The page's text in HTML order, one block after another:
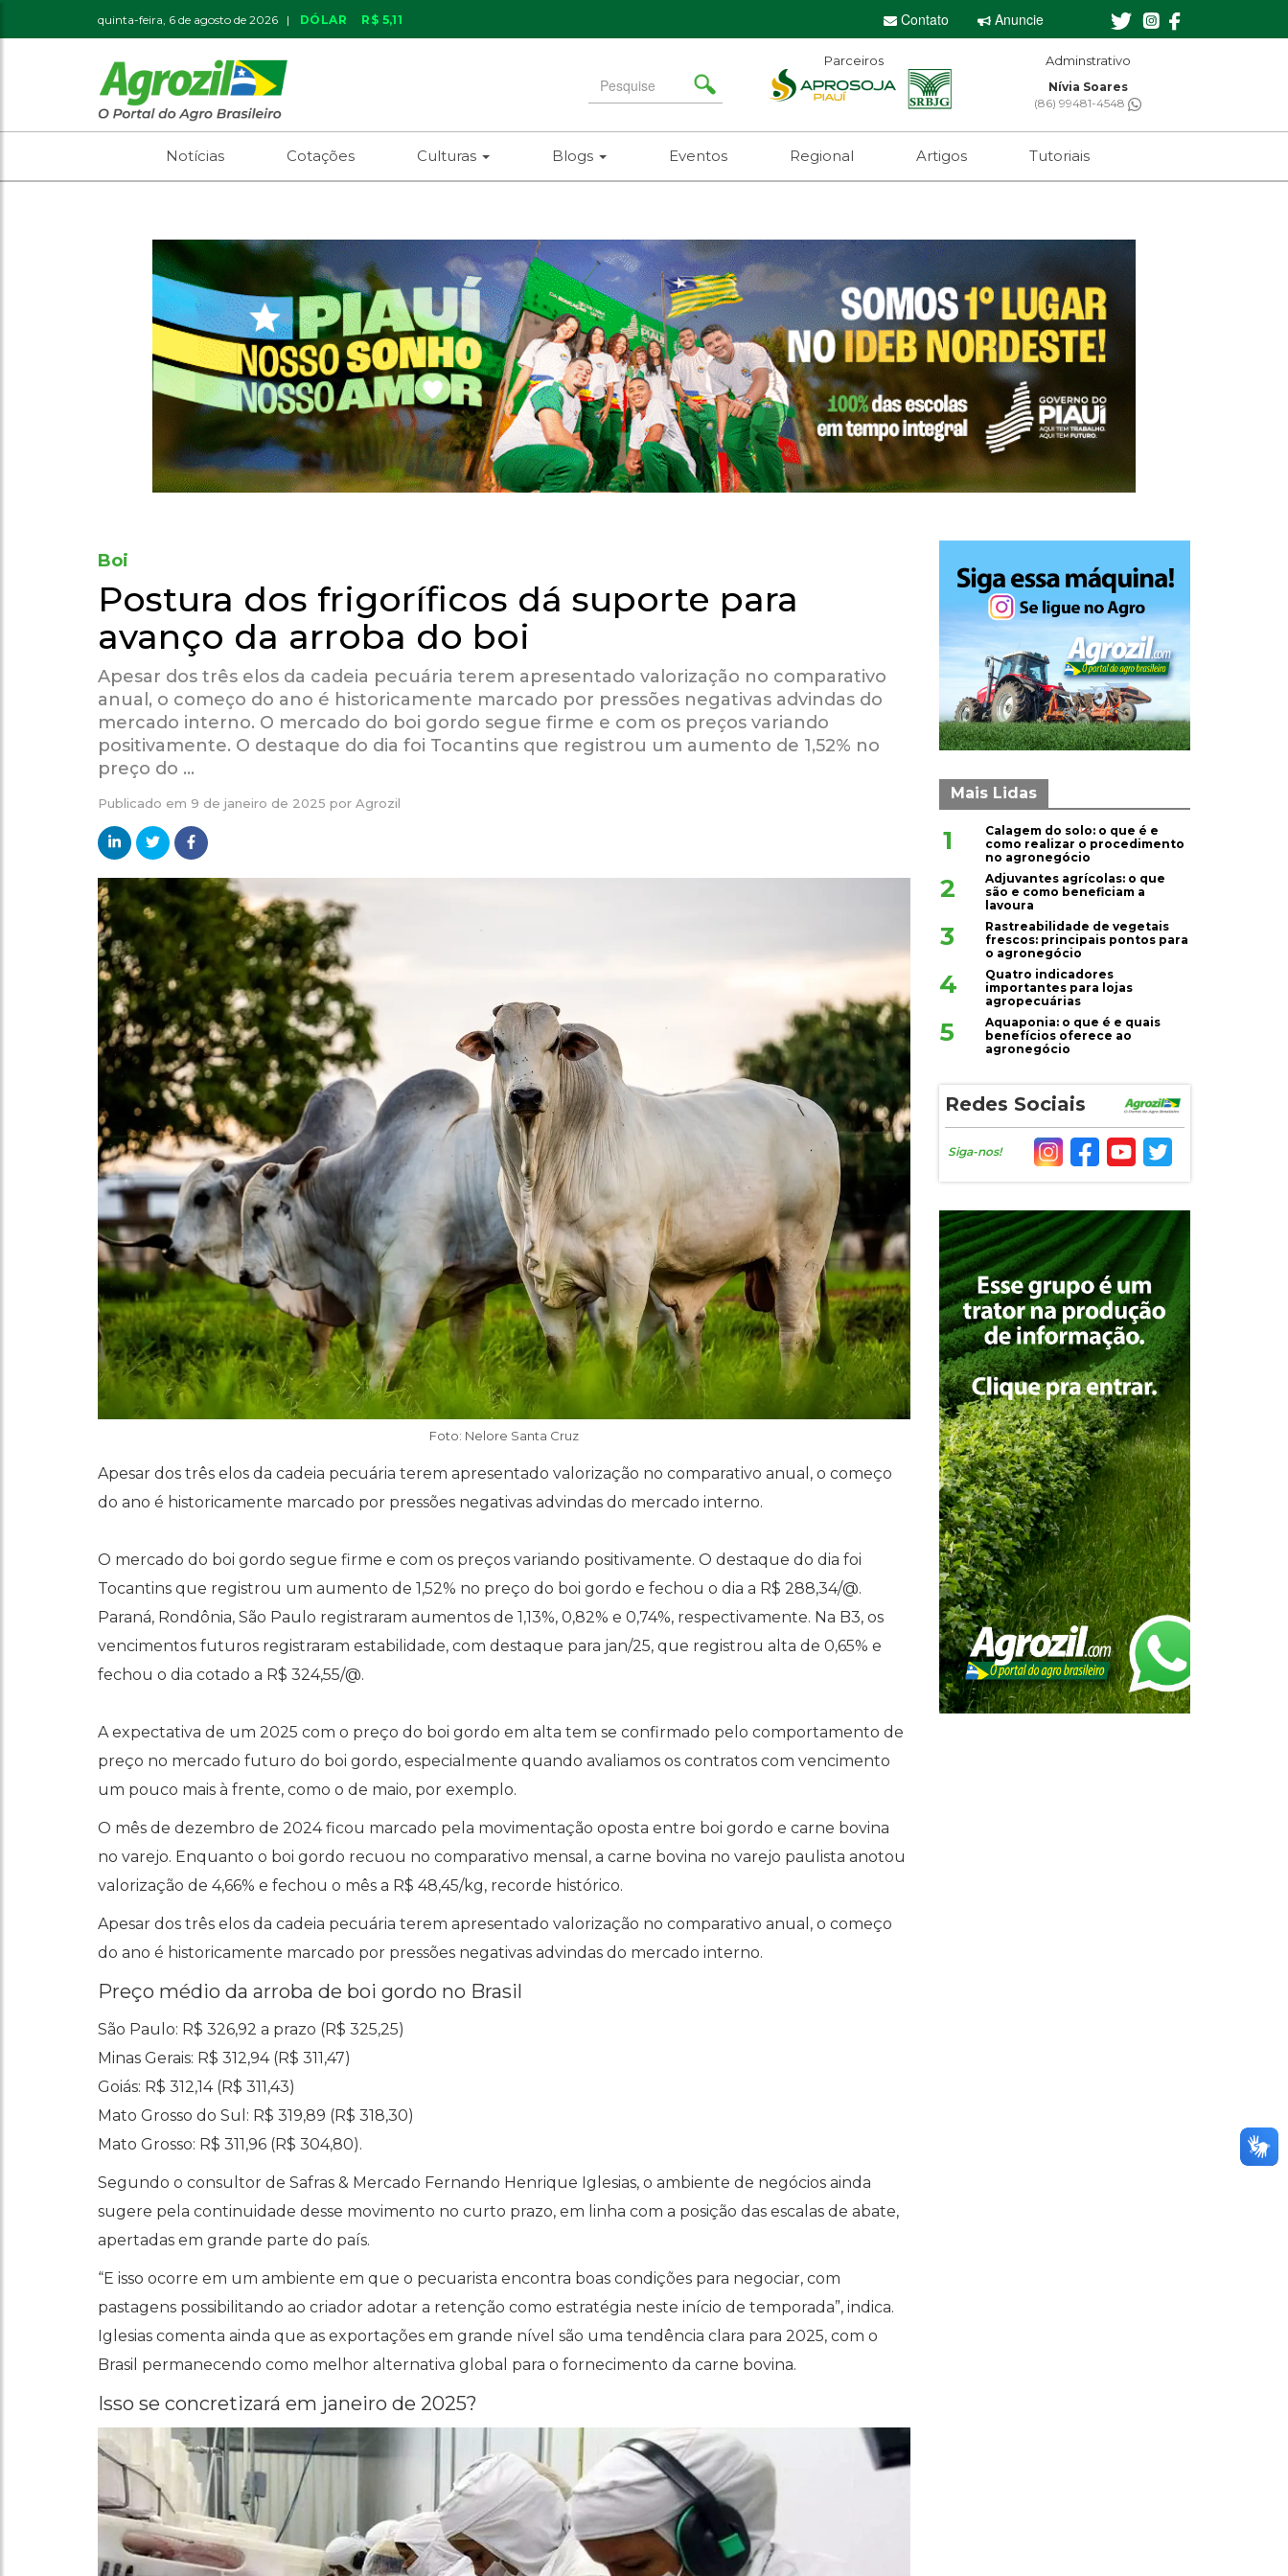
quinta-feira, 6 de agosto de 2026 | DÓLAR R$ 5,11 Contato Anuncie
Search
for
Parceiros Editor-chefe
Sebastian Eugênio
(61) 99650-2473
Notícias Cotações Culturas Blogs Eventos Regional Artigos Tutoriais
Boi
Postura dos frigoríficos dá suporte para
avanço da arroba do boi
Apesar dos três elos da cadeia pecuária terem apresentado valorização no comparativo
anual, o começo do ano é historicamente marcado por pressões negativas advindas do
mercado interno. O mercado do boi gordo segue firme e com os preços variando
positivamente. O destaque do dia foi Tocantins que registrou um aumento de 1,52% no
preço do …
Publicado em 9 de janeiro de 2025 por Agrozil
Foto: Nelore Santa Cruz
Apesar dos três elos da cadeia pecuária terem apresentado valorização no comparativo anual, o começo
do ano é historicamente marcado por pressões negativas advindas do mercado interno.
O mercado do boi gordo segue firme e com os preços variando positivamente. O destaque do dia foi
Tocantins que registrou um aumento de 1,52% no preço do boi gordo e fechou o dia a R$ 288,34/@.
Paraná, Rondônia, São Paulo registraram aumentos de 1,13%, 0,82% e 0,74%, respectivamente. Na B3, os
vencimentos futuros registraram estabilidade, com destaque para jan/25, que registrou alta de 0,65% e
fechou o dia cotado a R$ 324,55/@.
A expectativa de um 2025 com o preço do boi gordo em alta tem se confirmado pelo comportamento de
preço no mercado futuro do boi gordo, especialmente quando avaliamos os contratos com vencimento
um pouco mais à frente, como o de maio, por exemplo.
O mês de dezembro de 2024 ficou marcado pela movimentação oposta entre boi gordo e carne bovina
no varejo. Enquanto o boi gordo recuou no comparativo mensal, a carne bovina no varejo paulista anotou
valorização de 4,66% e fechou o mês a R$ 48,45/kg, recorde histórico.
Apesar dos três elos da cadeia pecuária terem apresentado valorização no comparativo anual, o começo
do ano é historicamente marcado por pressões negativas advindas do mercado interno.
Preço médio da arroba de boi gordo no Brasil
São Paulo: R$ 326,92 a prazo (R$ 325,25)
Minas Gerais: R$ 312,94 (R$ 311,47)
Goiás: R$ 312,14 (R$ 311,43)
Mato Grosso do Sul: R$ 319,89 (R$ 318,30)
Mato Grosso: R$ 311,96 (R$ 304,80).
Segundo o consultor de Safras & Mercado Fernando Henrique Iglesias, o ambiente de negócios ainda
sugere pela continuidade desse movimento no curto prazo, em linha com a posição das escalas de abate,
apertadas em grande parte do país.
“E isso ocorre em um ambiente em que o pecuarista encontra boas condições para negociar, com
pastagens possibilitando ao criador adotar a retenção como estratégia neste início de temporada”, indica.
Iglesias comenta ainda que as exportações em grande nível são uma tendência clara para 2025, com o
Brasil permanecendo como melhor alternativa global para o fornecimento da carne bovina.
Isso se concretizará em janeiro de 2025?
Mais Lidas
1
Calagem do solo: o que é e
como realizar o procedimento
no agronegócio
2
Adjuvantes agrícolas: o que
são e como beneficiam a
lavoura
3
Rastreabilidade de vegetais
frescos: principais pontos para
o agronegócio
4
Quatro indicadores
importantes para lojas
agropecuárias
5
Aquaponia: o que é e quais
benefícios oferece ao
agronegócio
Redes Sociais
Siga-nos!